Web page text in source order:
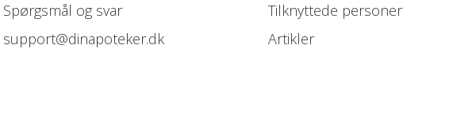
Spørgsmål og svar
support@dinapoteker.dk
Tilknyttede personer
Artikler